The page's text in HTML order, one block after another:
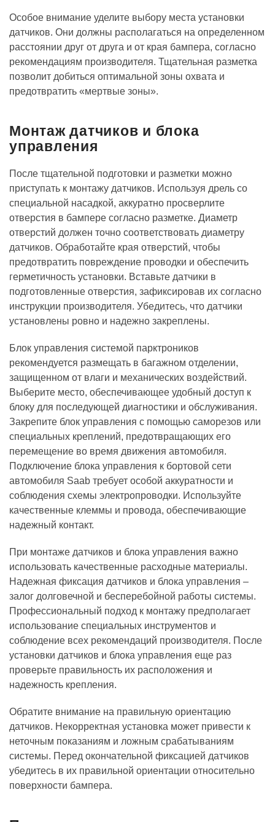
Особое внимание уделите выбору места установки
датчиков. Они должны располагаться на определенном
расстоянии друг от друга и от края бампера, согласно
рекомендациям производителя. Тщательная разметка
позволит добиться оптимальной зоны охвата и
предотвратить «мертвые зоны».
Монтаж датчиков и блока
управления
После тщательной подготовки и разметки можно
приступать к монтажу датчиков. Используя дрель со
специальной насадкой, аккуратно просверлите
отверстия в бампере согласно разметке. Диаметр
отверстий должен точно соответствовать диаметру
датчиков. Обработайте края отверстий, чтобы
предотвратить повреждение проводки и обеспечить
герметичность установки. Вставьте датчики в
подготовленные отверстия, зафиксировав их согласно
инструкции производителя. Убедитесь, что датчики
установлены ровно и надежно закреплены.
Блок управления системой парктроников
рекомендуется размещать в багажном отделении,
защищенном от влаги и механических воздействий.
Выберите место, обеспечивающее удобный доступ к
блоку для последующей диагностики и обслуживания.
Закрепите блок управления с помощью саморезов или
специальных креплений, предотвращающих его
перемещение во время движения автомобиля.
Подключение блока управления к бортовой сети
автомобиля Saab требует особой аккуратности и
соблюдения схемы электропроводки. Используйте
качественные клеммы и провода, обеспечивающие
надежный контакт.
При монтаже датчиков и блока управления важно
использовать качественные расходные материалы.
Надежная фиксация датчиков и блока управления –
залог долговечной и бесперебойной работы системы.
Профессиональный подход к монтажу предполагает
использование специальных инструментов и
соблюдение всех рекомендаций производителя. После
установки датчиков и блока управления еще раз
проверьте правильность их расположения и
надежность крепления.
Обратите внимание на правильную ориентацию
датчиков. Некорректная установка может привести к
неточным показаниям и ложным срабатываниям
системы. Перед окончательной фиксацией датчиков
убедитесь в их правильной ориентации относительно
поверхности бампера.